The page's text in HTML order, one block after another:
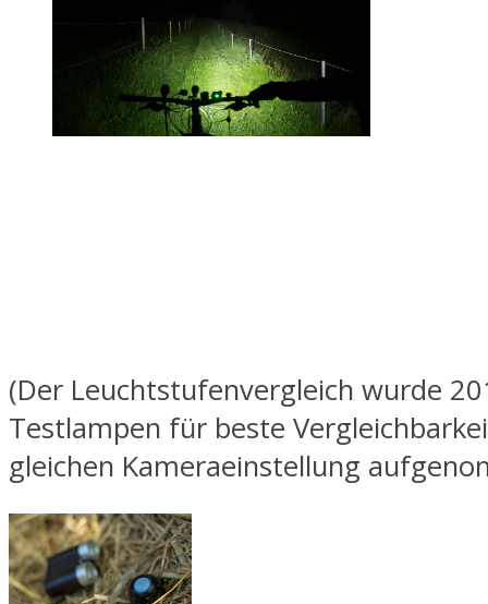
(Der Leuchtstufenvergleich wurde
Testlampen für beste
gleichen Kameraeinstellung